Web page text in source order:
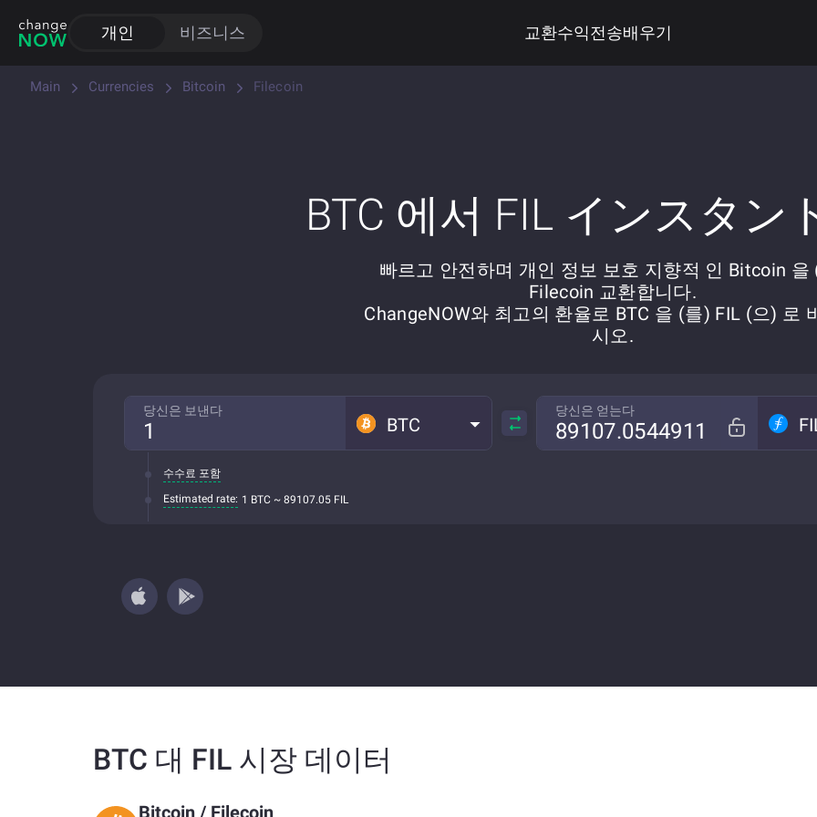
개인 비즈니스 교환수익전송배우기
Main Currencies Bitcoin Filecoin
BTC 에서 FIL インスタン
빠르고 안전하며 개인 정보 보호 지향적 인 Bitcoin 을
Filecoin 교환합니다.
ChangeNOW와 최고의 환율로 BTC 을 (를) FIL (으) 로
시오.
당신은 보낸다
BTC
수수료 포함
Estimated rate: 1 BTC ~ 89107.05 FIL
당신은 얻는다
BTC 대 FIL 시장 데이터
Bitcoin / Filecoin